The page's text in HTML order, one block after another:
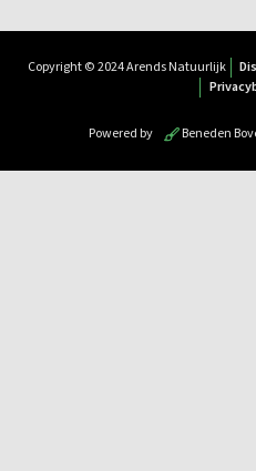
Copyright © 2024 Arends Natuurlijk
Powered by Beneden